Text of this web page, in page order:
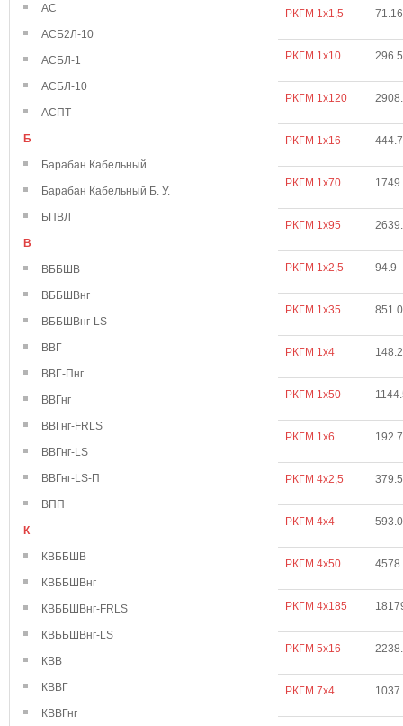
АС
АСБ2Л-10
АСБЛ-1
АСБЛ-10
АСПТ
Б
Барабан Кабельный
Барабан Кабельный Б. У.
БПВЛ
В
ВББШВ
ВББШВнг
ВББШВнг-LS
ВВГ
ВВГ-Пнг
ВВГнг
ВВГнг-FRLS
ВВГнг-LS
ВВГнг-LS-П
ВПП
К
КВББШВ
КВББШВнг
КВББШВнг-FRLS
КВББШВнг-LS
КВВ
КВВГ
КВВГнг
РКГМ 1х1,5 71.16
РКГМ 1х10
РКГМ 1х120
РКГМ 1х16
РКГМ 1х70
РКГМ 1х95
РКГМ 1х2,5 94.9
РКГМ 1х35
РКГМ 1х4
РКГМ 1х50
РКГМ 1х6
РКГМ 4х2,5
РКГМ 4х4
РКГМ 4х50
РКГМ 4х185
РКГМ 5х16
РКГМ 7х4